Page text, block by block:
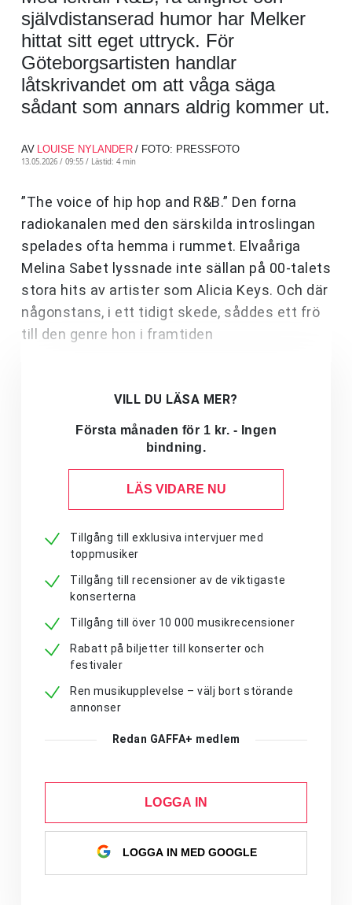
självdistanserad humor har Melker
hittat sitt eget uttryck. För
Göteborgsartisten handlar
låtskrivandet om att våga säga
sådant som annars aldrig kommer ut.
AV LOUISE NYLANDER / FOTO: PRESSFOTO
13.05.2026 / 09:55 / Lästid: 4 min
”The voice of hip hop and R&B.” Den forna
radiokanalen med den särskilda introslingan
spelades ofta hemma i rummet. Elvaåriga
Melina Sabet lyssnade inte sällan på 00-talets
stora hits av artister som Alicia Keys. Och där
någonstans, i ett tidigt skede, såddes ett frö
till den genre hon i framtiden
VILL DU LÄSA MER?
Första månaden för 1 kr. - Ingen
bindning.
LÄS VIDARE NU
Tillgång till exklusiva intervjuer med
toppmusiker
Tillgång till recensioner av de viktigaste
konserterna
Tillgång till över 10 000 musikrecensioner
Rabatt på biljetter till konserter och
festivaler
Ren musikupplevelse – välj bort störande
annonser
Redan GAFFA+ medlem
LOGGA IN
LOGGA IN MED GOOGLE